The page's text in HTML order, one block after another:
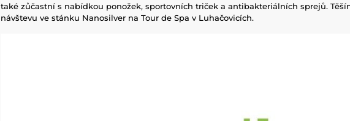
také zůčastní s nabídkou ponožek, sportovních triček a antibakteriálních sprejů.
návštevu ve stánku Nanosilver na Tour de Spa v Luhačovicích.